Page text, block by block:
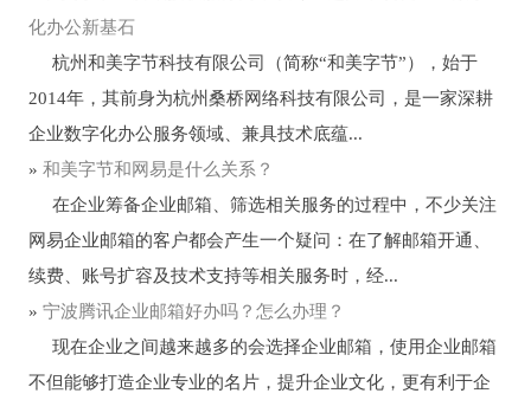
化办公新基石
杭州和美字节科技有限公司（简称“和美字节”），始于
2014年，其前身为杭州桑桥网络科技有限公司，是一家深耕
企业数字化办公服务领域、兼具技术底蕴...
» 和美字节和网易是什么关系？
在企业筹备企业邮箱、筛选相关服务的过程中，不少关注
网易企业邮箱的客户都会产生一个疑问：在了解邮箱开通、
续费、账号扩容及技术支持等相关服务时，经...
» 宁波腾讯企业邮箱好办吗？怎么办理？
现在企业之间越来越多的会选择企业邮箱，使用企业邮箱
不但能够打造企业专业的名片，提升企业文化，更有利于企